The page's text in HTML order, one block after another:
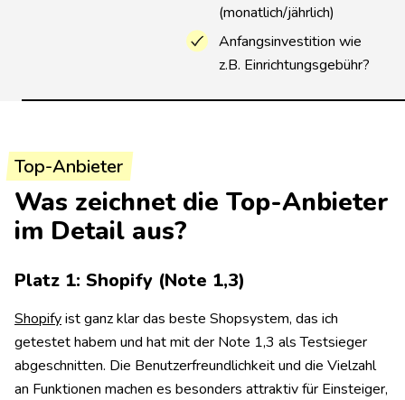
(monatlich/jährlich)
Anfangsinvestition wie
z.B. Einrichtungsgebühr?
Top-Anbieter
Was zeichnet die Top-Anbieter
im Detail aus?
Platz 1: Shopify (Note 1,3)
Shopifyist ganz klar das beste Shopsystem, das ich
getestet habem und hat mit der Note 1,3 als Testsieger
abgeschnitten. Die Benutzerfreundlichkeit und die Vielzahl
an Funktionen machen es besonders attraktiv für Einsteiger,